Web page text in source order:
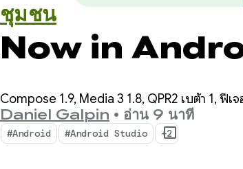
ชุมชน
Now in
Compose 1.9, Media 3 1.8, QPR2 เบต้า 1, ฟี
Daniel Galpin • อ่าน 9 นาที
#Android #Android Studio +2